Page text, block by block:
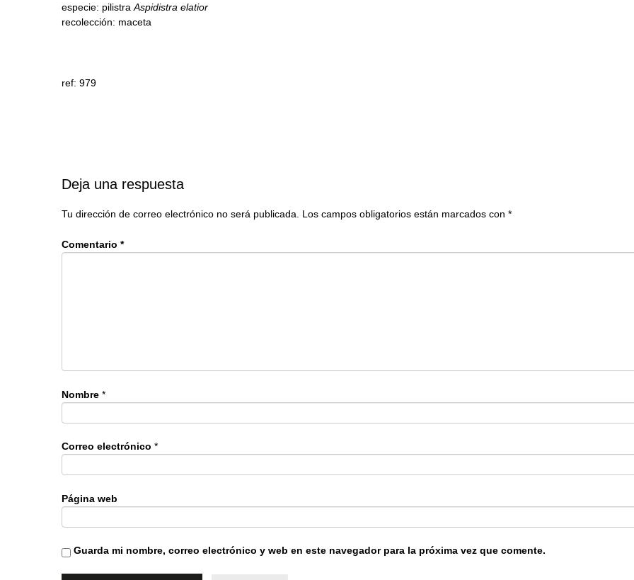
especie: pilistra Aspidistra elatior
recolección: maceta
ref: 979
Deja una respuesta
Tu dirección de correo electrónico no será publicada. Los campos obligatorios están marcados con *
Comentario *
Nombre *
Correo electrónico *
Página web
Guarda mi nombre, correo electrónico y web en este navegador para la próxima vez que comente.